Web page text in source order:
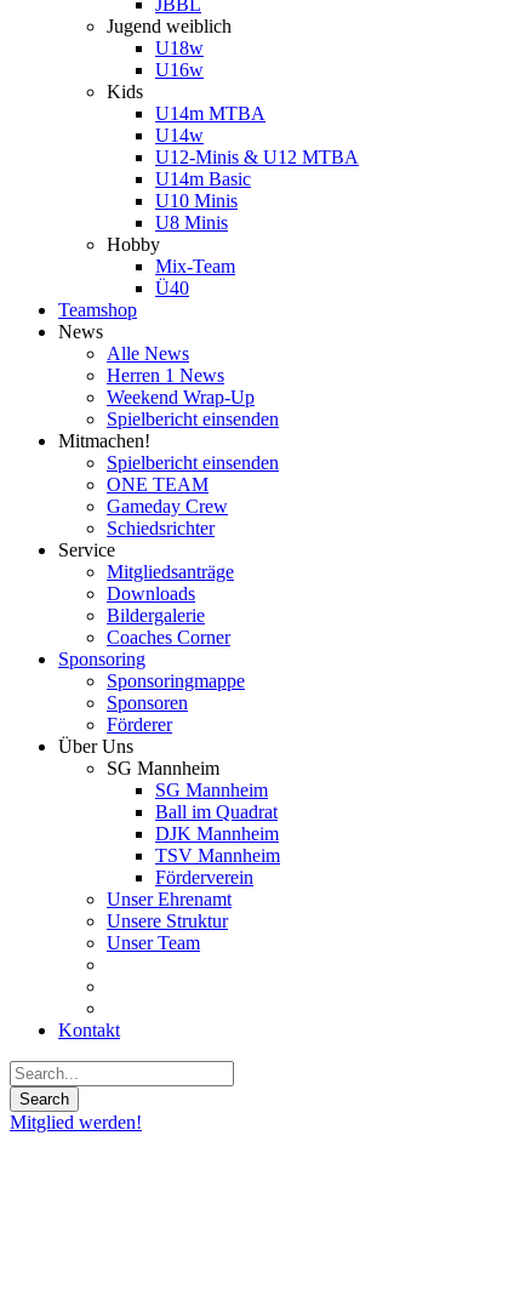
JBBL
Jugend weiblich
U18w
U16w
Kids
U14m MTBA
U14w
U12-Minis & U12 MTBA
U14m Basic
U10 Minis
U8 Minis
Hobby
Mix-Team
Ü40
Teamshop
News
Alle News
Herren 1 News
Weekend Wrap-Up
Spielbericht einsenden
Mitmachen!
Spielbericht einsenden
ONE TEAM
Gameday Crew
Schiedsrichter
Service
Mitgliedsanträge
Downloads
Bildergalerie
Coaches Corner
Sponsoring
Sponsoringmappe
Sponsoren
Förderer
Über Uns
SG Mannheim
SG Mannheim
Ball im Quadrat
DJK Mannheim
TSV Mannheim
Förderverein
Unser Ehrenamt
Unsere Struktur
Unser Team
Kontakt
Mitglied werden!